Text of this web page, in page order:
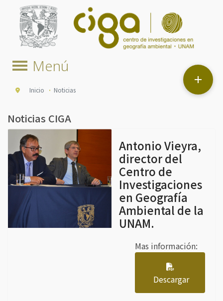

Inicio Noticias
Noticias CIGA
Antonio Vieyra,
director del
Centro de
Investigaciones
en Geografía
Ambiental de la
UNAM.
Mas información:
Descargar